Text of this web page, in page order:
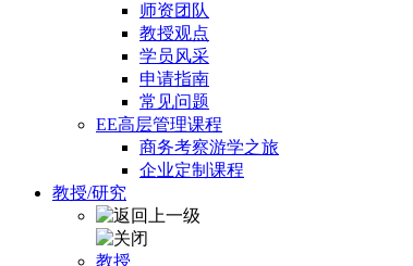
师资团队
教授观点
学员风采
申请指南
常见问题
EE高层管理课程
商务考察游学之旅
企业定制课程
教授/研究
教授